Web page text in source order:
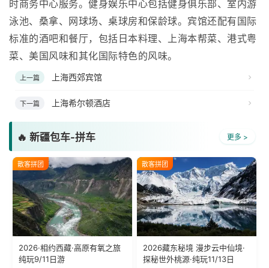
上一篇 上海西郊宾馆
下一篇 上海希尔顿酒店
🔥 新疆包车-拼车
散客拼团
2026·相约西藏·高原有氧之旅
纯玩9/11日游
【海拔递进式体验】-先游林芝
(2900米)再访拉萨(3650米)，亲
测 99%游客零高反 。 【贴心保
反根本不是事儿 ！ 【无人机航
拍】-雪山/圣湖/...
¥5580
2026藏东秘境 漫步云中仙境·
探秘世外桃源·纯玩11/13日
【行程亮点】 【圣城拉萨】——
带上信心与信仰去西藏，行吟拉
萨，感受这座城与生俱来的与众
城堡寺院于一体的宏伟建筑，是
西藏最完整的古代...
9380
散客拼团 独立成团